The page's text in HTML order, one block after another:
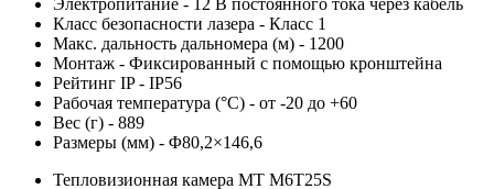
Класс безопасности лазера - Класс 1
Макс. дальность дальномера (м) - 1200
Монтаж - Фиксированный с помощью кронштейна
Рейтинг IP - IP56
Рабочая температура (°C) - от -20 до +60
Вес (г) - 889
Размеры (мм) - Φ80,2×146,6
Тепловизионная камера MT M6T25S